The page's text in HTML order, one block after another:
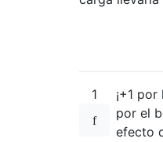
1
¡+1
por el
efecto